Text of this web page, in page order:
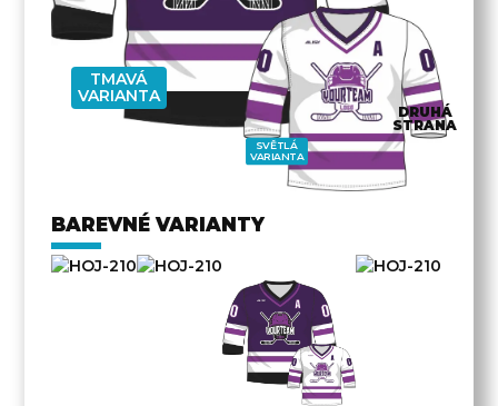
TMAVÁ
VARIANTA
SVĚTLÁ
VARIANTA
DRUHÁ
STRANA
BAREVNÉ VARIANTY